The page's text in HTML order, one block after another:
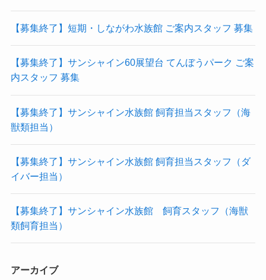
【募集終了】短期・しながわ水族館 ご案内スタッフ 募集
【募集終了】サンシャイン60展望台 てんぼうパーク ご案
内スタッフ 募集
【募集終了】サンシャイン水族館 飼育担当スタッフ（海
獣類担当）
【募集終了】サンシャイン水族館 飼育担当スタッフ（ダ
イバー担当）
【募集終了】サンシャイン水族館 飼育スタッフ（海獣
類飼育担当）
アーカイブ